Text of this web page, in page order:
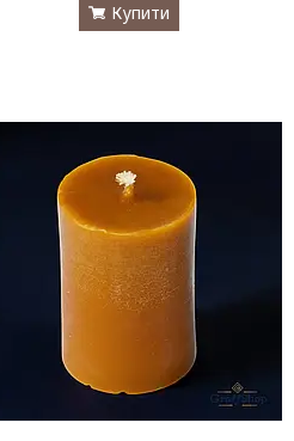
Купити